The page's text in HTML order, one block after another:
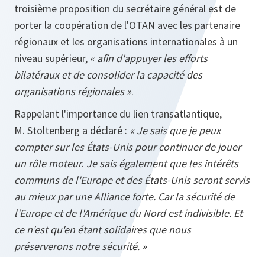
troisième proposition du secrétaire général est de
porter la coopération de l'OTAN avec les partenaire
régionaux et les organisations internationales à un
niveau supérieur, « afin d'appuyer les efforts
bilatéraux et de consolider la capacité des
organisations régionales ».
Rappelant l'importance du lien transatlantique,
M. Stoltenberg a déclaré : « Je sais que je peux
compter sur les États-Unis pour continuer de jouer
un rôle moteur. Je sais également que les intérêts
communs de l'Europe et des États-Unis seront servis
au mieux par une Alliance forte. Car la sécurité de
l'Europe et de l'Amérique du Nord est indivisible. Et
ce n'est qu'en étant solidaires que nous
préserverons notre sécurité. »